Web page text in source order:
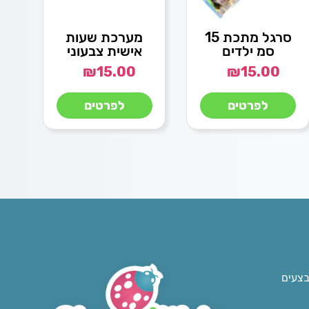
סרגל מתכת 15
סמ ילדים
₪15.00
לפרטים
מערכת שעות
אישית צבעוני
₪15.00
לפרטים